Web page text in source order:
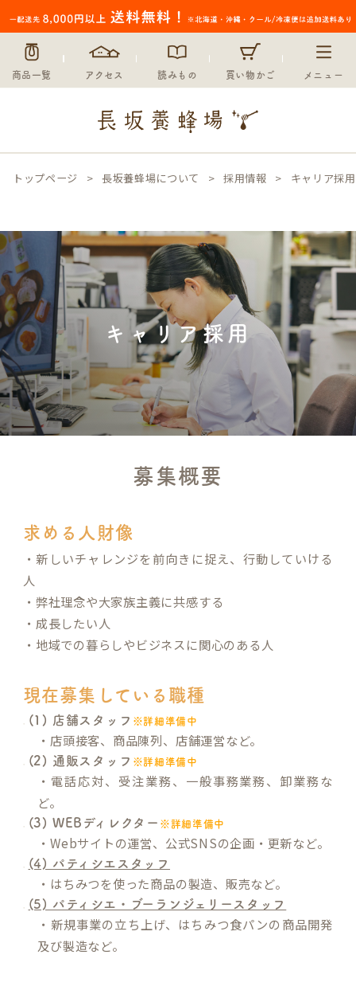
商品一覧 アクセス 読みもの 買い物かご メニュー
トップページ 長坂養蜂場について 採用情報 キャリア採用
キャリア採用
募集概要
求める人財像
・新しいチャレンジを前向きに捉え、行動していける
人
・弊社理念や大家族主義に共感する
・成長したい人
・地域での暮らしやビジネスに関心のある人
現在募集している職種
(1) 店舗スタッフ ※詳細準備中
・店頭接客、商品陳列、店舗運営など。
(2) 通販スタッフ ※詳細準備中
・電話応対、受注業務、一般事務業務、卸業務な
ど。
(3) WEBディレクター ※詳細準備中
・Webサイトの運営、公式SNSの企画・更新など。
(4) パティシエスタッフ
・はちみつを使った商品の製造、販売など。
(5) パティシエ・ブーランジェリースタッフ
・新規事業の立ち上げ、はちみつ食パンの商品開発
及び製造など。